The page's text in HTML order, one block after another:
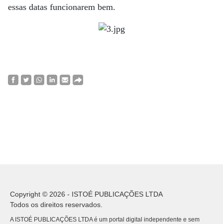
essas datas funcionarem bem.
Copyright © 2026 - ISTOÉ PUBLICAÇÕES LTDA
Todos os direitos reservados.
A ISTOÉ PUBLICAÇÕES LTDA é um portal digital independente e sem